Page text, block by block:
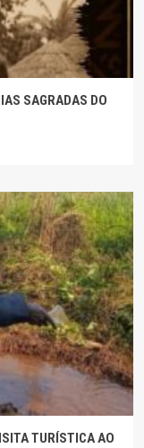
SAGRADAS DO
TURÍSTICA AO